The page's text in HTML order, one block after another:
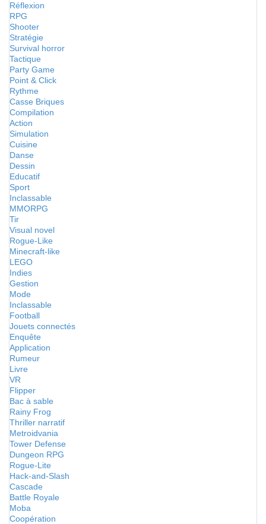
Réflexion
RPG
Shooter
Stratégie
Survival horror
Tactique
Party Game
Point & Click
Rythme
Casse Briques
Compilation
Action
Simulation
Cuisine
Danse
Dessin
Educatif
Sport
Inclassable
MMORPG
Tir
Visual novel
Rogue-Like
Minecraft-like
LEGO
Indies
Gestion
Mode
Inclassable
Football
Jouets connectés
Enquête
Application
Rumeur
Livre
VR
Flipper
Bac à sable
Rainy Frog
Thriller narratif
Metroidvania
Tower Defense
Dungeon RPG
Rogue-Lite
Hack-and-Slash
Cascade
Battle Royale
Moba
Coopération